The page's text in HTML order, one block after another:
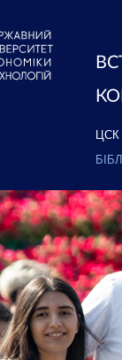
ЦСК